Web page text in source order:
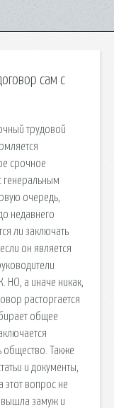
сам с
трудовой
срочное
генеральным
очередь,
недавнего
ли заключать
он является
НО, а иначе никак,
расторгается
общее
общество. Также
и документы,
этот вопрос не
вышла замуж и